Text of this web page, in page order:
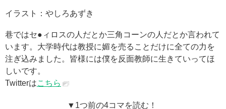
イラスト：やしろあずき
巷ではセ●ィロスの人だとか三角コーンの人だとか言われて
います。大学時代は教授に媚を売ることだけに全ての力を
注ぎ込みました。皆様には僕を反面教師に生きていってほ
しいです。
Twitterはこちら
▼1つ前の4コマを読む！